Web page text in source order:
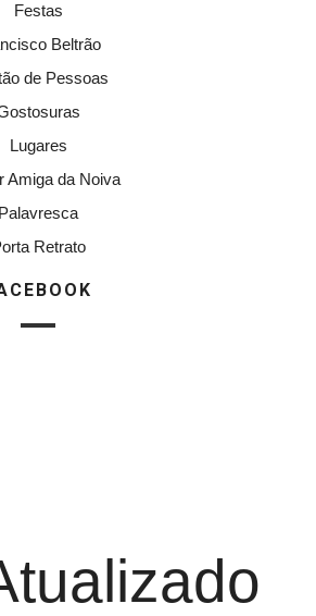
Festas
Beltrão
de Pessoas
Lugares
Amiga da Noiva
Palavresca
Retrato